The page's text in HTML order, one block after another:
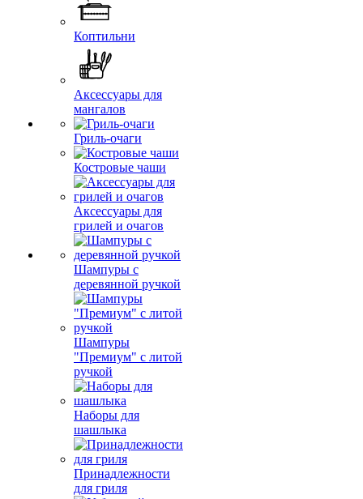
Коптильни
Аксессуары для
мангалов
Гриль-очаги
Костровые чаши
Аксессуары для
грилей и очагов
Шампуры с
деревянной ручкой
Шампуры
"Премиум" с литой
ручкой
Наборы для
шашлыка
Принадлежности
для гриля